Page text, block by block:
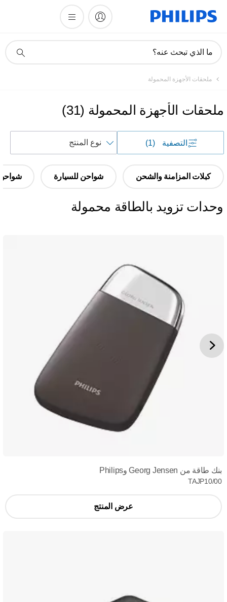
دعم
ما الذي تبحث عنه؟
ملحقات الأجهزة المحمولة
ملحقات الأجهزة المحمولة (
31
)
التصفية
حسب
كبلات المزامنة والشحن شواحن للسيارة شواحن
وحدات تزويد بالطاقة محمولة
بنك طاقة من Georg Jensen وPhilips
TAJP10/00
عرض المنتج